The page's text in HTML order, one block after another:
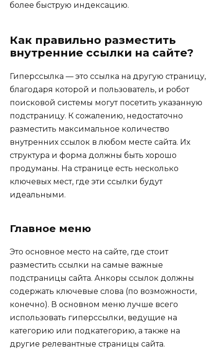
более быструю индексацию.
Как правильно разместить
внутренние ссылки на сайте?
Гиперссылка — это ссылка на другую страницу,
благодаря которой и пользователь, и робот
поисковой системы могут посетить указанную
подстраницу. К сожалению, недостаточно
разместить максимальное количество
внутренних ссылок в любом месте сайта. Их
структура и форма должны быть хорошо
продуманы. На странице есть несколько
ключевых мест, где эти ссылки будут
идеальными.
Главное меню
Это основное место на сайте, где стоит
разместить ссылки на самые важные
подстраницы сайта. Анкоры ссылок должны
содержать ключевые слова (по возможности,
конечно). В основном меню лучше всего
использовать гиперссылки, ведущие на
категорию или подкатегорию, а также на
другие релевантные страницы сайта.